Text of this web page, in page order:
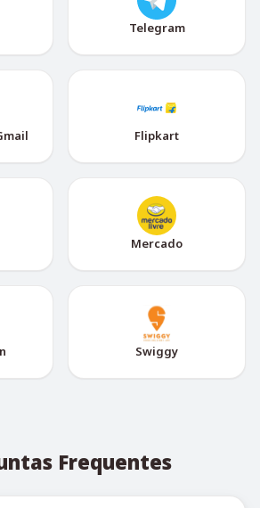
Telegram
Flipkart
Mercado
Swiggy
Frequentes